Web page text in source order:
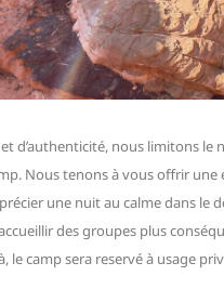
d’authenticité, nous limitons le
Nous tenons à vous offrir une
une nuit au calme dans le
des groupes plus
le camp sera reservé à usage